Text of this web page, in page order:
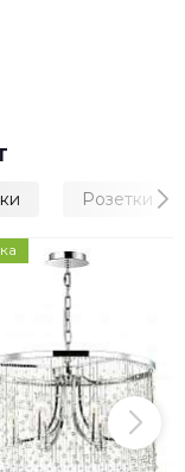
Розетки